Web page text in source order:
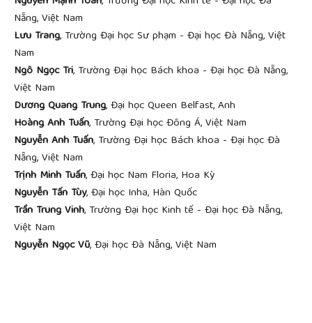
Nẵng, Việt Nam
Lưu Trang, Trường Đại học Sư phạm - Đại học Đà Nẵng, Việt
Nam
Ngô Ngọc Tri, Trường Đại học Bách khoa - Đại học Đà Nẵng,
Việt Nam
Dương Quang Trung, Đại học Queen Belfast, Anh
Hoàng Anh Tuấn, Trường Đại học Đông Á, Việt Nam
Nguyễn Anh Tuấn, Trường Đại học Bách khoa - Đại học Đà
Nẵng, Việt Nam
Trịnh Minh Tuấn, Đại học Nam Floria, Hoa Kỳ
Nguyễn Tấn Tùy, Đại học Inha, Hàn Quốc
Trần Trung Vinh, Trường Đại học Kinh tế - Đại học Đà Nẵng,
Việt Nam
Nguyễn Ngọc Vũ, Đại học Đà Nẵng, Việt Nam